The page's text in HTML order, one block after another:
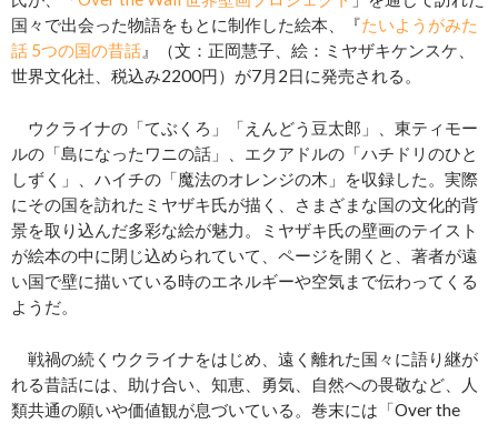
国々で出会った物語をもとに制作した絵本、『たいようがみた
話 5つの国の昔話 』（文：正岡慧子、絵：ミヤザキケンスケ、
世界文化社、税込み2200円）が7月2日に発売される。
ウクライナの「てぶくろ」「えんどう豆太郎」、東ティモー
ルの「島になったワニの話」、エクアドルの「ハチドリのひと
しずく」、ハイチの「魔法のオレンジの木」を収録した。実際
にその国を訪れたミヤザキ氏が描く、さまざまな国の文化的背
景を取り込んだ多彩な絵が魅力。ミヤザキ氏の壁画のテイスト
が絵本の中に閉じ込められていて、ページを開くと、著者が遠
い国で壁に描いている時のエネルギーや空気まで伝わってくる
ようだ。
戦禍の続くウクライナをはじめ、遠く離れた国々に語り継が
れる昔話には、助け合い、知恵、勇気、自然への畏敬など、人
類共通の願いや価値観が息づいている。巻末には「Over the